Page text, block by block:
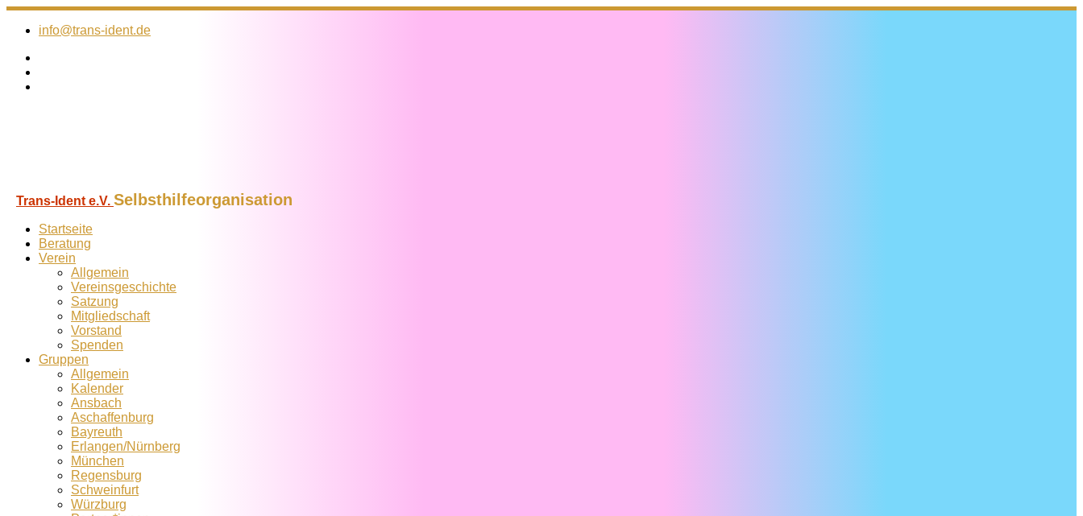
Zum
Inhalt
info@trans-ident.de
Trans-Ident e.V. Selbsthilfeorganisation
Startseite
Beratung
Verein
Allgemein
Vereins­geschichte
Satzung
Mitglied­schaft
Vorstand
Spenden
Gruppen
Allgemein
Kalender
Ansbach
Aschaffenburg
Bayreuth
Erlangen/Nürnberg
München
Regensburg
Schweinfurt
Würzburg